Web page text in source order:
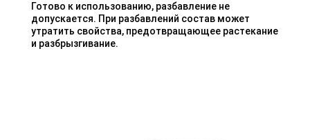
Готово к использованию, разбавление не
допускается. При разбавлений состав может
утратить свойства, предотвращающее растекание
и разбрызгивание.